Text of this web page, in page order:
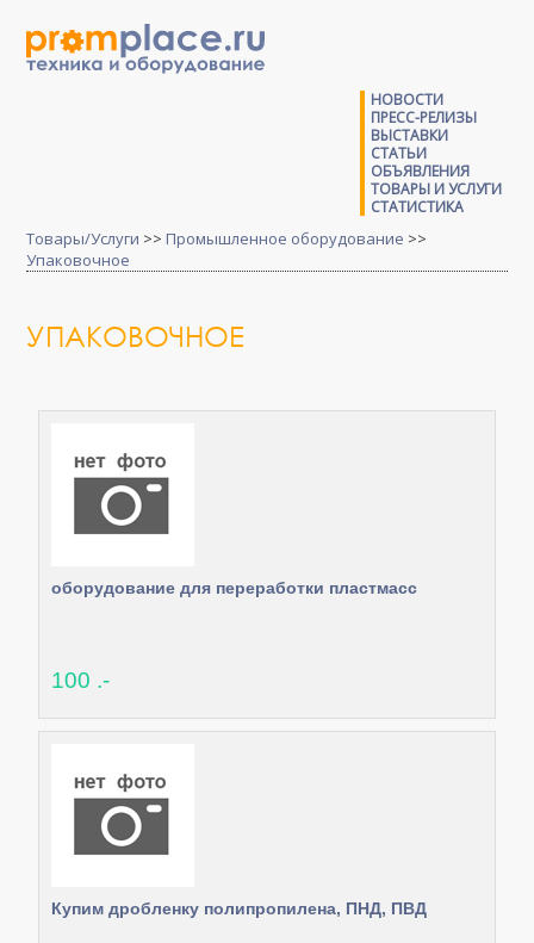
НОВОСТИ
ПРЕСС-РЕЛИЗЫ
ВЫСТАВКИ
СТАТЬИ
ОБЪЯВЛЕНИЯ
ТОВАРЫ И УСЛУГИ
СТАТИСТИКА
Товары/Услуги >> Промышленное оборудование >>
Упаковочное
УПАКОВОЧНОЕ
оборудование для переработки пластмасс
100 .-
Купим дробленку полипропилена, ПНД, ПВД